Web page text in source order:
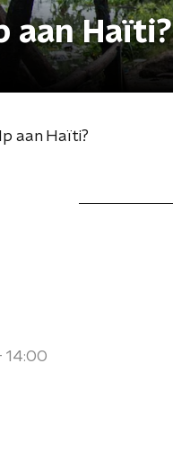
aan Haïti?
aan Haïti?
14:00